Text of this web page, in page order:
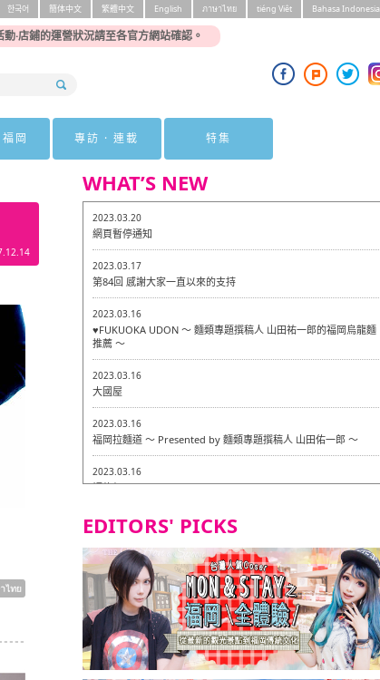
·店鋪的運營狀況請至各官方網站確認。
한국어 簡体中文 繁體中文 English ภาษาไทย tiéng Viêt Bahasa Indonesia
岡 專訪 · 連載 特集
WHAT’S NEW
2023.03.20
網頁暫停通知
2023.03.17
第84回 感謝大家一直以來的支持
2023.03.16
♥FUKUOKA UDON ～ 麵類專題撰稿人 山田祐一郎的福岡烏龍麵
推薦 ～
2023.03.16
大國屋
2023.03.16
福岡拉麵道 〜 Presented by 麵類專題撰稿人 山田佑一郎 〜
2023.03.16
福龍軒
2023.03.07
Isogiyokarazu 博多總店 〜 嚴格素食主義・素食主義者的菜單試
的試吃之旅 in 福岡市！ 〜
2023.03.07
嚴格素食主義・素食主義者的菜單試的試吃之旅 in 福岡市！
2023.03.02
Little Stand 大名店 〜 嚴格素食主義・素食主義者的菜單試的試
吃之旅 in 福岡市！ 〜
EDITORS' PICKS